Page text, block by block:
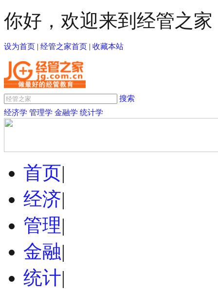
你好，欢迎来到经管之家
设为首页 | 经管之家首页 | 收藏本站
搜索
经济学 管理学 金融学 统计学
首页|
经济|
管理|
金融|
统计|